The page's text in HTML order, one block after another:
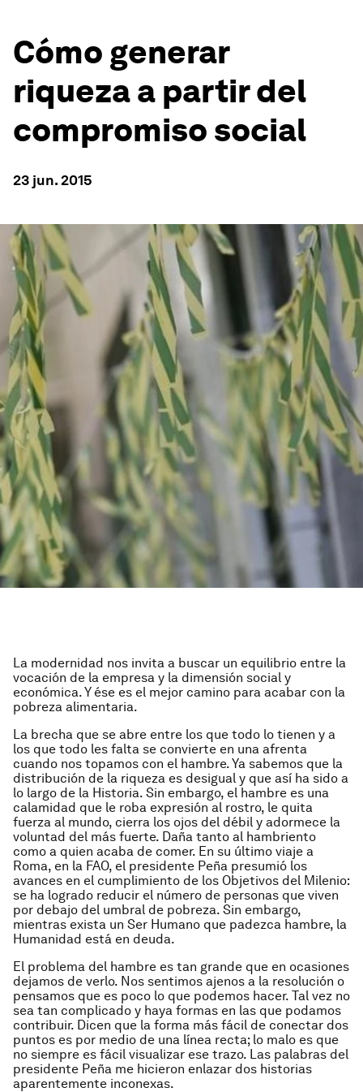
Cómo generar
riqueza a partir del
compromiso social
23 jun. 2015
La modernidad nos invita a buscar un equilibrio entre la
vocación de la empresa y la dimensión social y
económica. Y ése es el mejor camino para acabar con la
pobreza alimentaria.
La brecha que se abre entre los que todo lo tienen y a
los que todo les falta se convierte en una afrenta
cuando nos topamos con el hambre. Ya sabemos que la
distribución de la riqueza es desigual y que así ha sido a
lo largo de la Historia. Sin embargo, el hambre es una
calamidad que le roba expresión al rostro, le quita
fuerza al mundo, cierra los ojos del débil y adormece la
voluntad del más fuerte. Daña tanto al hambriento
como a quien acaba de comer. En su último viaje a
Roma, en la FAO, el presidente Peña presumió los
avances en el cumplimiento de los Objetivos del Milenio:
se ha logrado reducir el número de personas que viven
por debajo del umbral de pobreza. Sin embargo,
mientras exista un Ser Humano que padezca hambre, la
Humanidad está en deuda.
El problema del hambre es tan grande que en ocasiones
dejamos de verlo. Nos sentimos ajenos a la resolución o
pensamos que es poco lo que podemos hacer. Tal vez no
sea tan complicado y haya formas en las que podamos
contribuir. Dicen que la forma más fácil de conectar dos
puntos es por medio de una línea recta; lo malo es que
no siempre es fácil visualizar ese trazo. Las palabras del
presidente Peña me hicieron enlazar dos historias
aparentemente inconexas.